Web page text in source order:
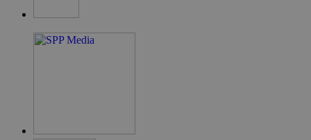
takeOverCookie